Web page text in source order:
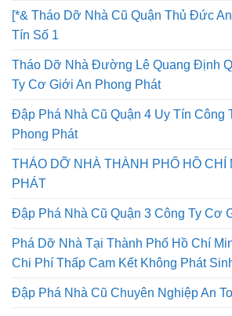
[*& Tháo Dỡ Nhà Cũ Quận Thủ Đức
Tín Số 1
Tháo Dỡ Nhà Đường Lê Quang Định
Ty Cơ Giới An Phong Phát
Đập Phá Nhà Cũ Quận 4 Uy Tín Công
Phong Phát
THÁO DỠ NHÀ THÀNH PHỐ HỒ CHÍ
PHÁT
Đập Phá Nhà Cũ Quận 3 Công Ty Cơ
Phá Dỡ Nhà Tại Thành Phố Hồ Chí
Chi Phí Thấp Cam Kết Không Phát
Đập Phá Nhà Cũ Chuyên Nghiệp An